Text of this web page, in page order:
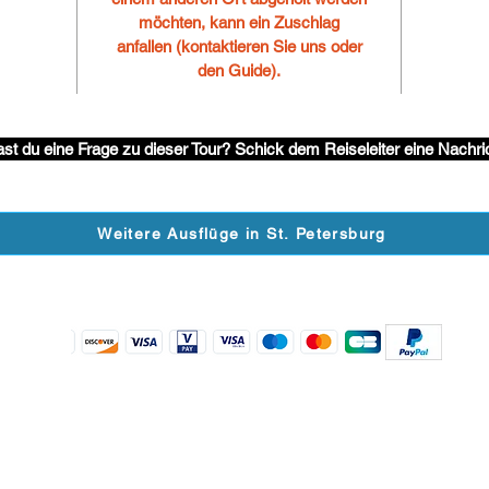
möchten, kann ein Zuschlag
anfallen (kontaktieren Sie uns oder
den Guide).
du eine Frage zu dieser Tour? Schick dem Reiseleiter eine
Weitere Ausflüge in St. Petersburg